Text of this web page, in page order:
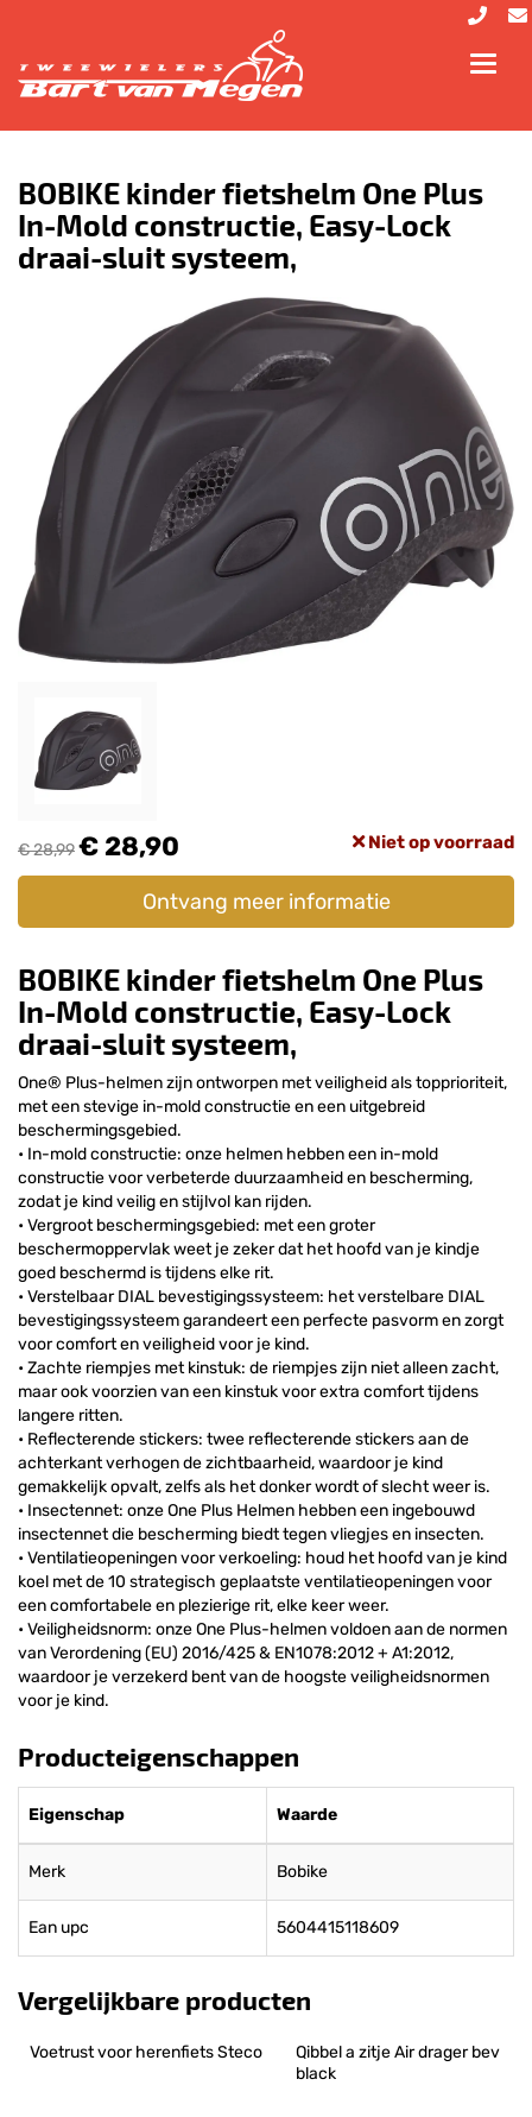
BOBIKE kinder fietshelm One Plus
In-Mold constructie, Easy-Lock
draai-sluit systeem,
€ 28,99€ 28,90 Niet op voorraad
Ontvang meer informatie
BOBIKE kinder fietshelm One Plus
In-Mold constructie, Easy-Lock
draai-sluit systeem,
One® Plus-helmen zijn ontworpen met veiligheid als topprioriteit,
met een stevige in-mold constructie en een uitgebreid
beschermingsgebied.
• In-mold constructie: onze helmen hebben een in-mold
constructie voor verbeterde duurzaamheid en bescherming,
zodat je kind veilig en stijlvol kan rijden.
• Vergroot beschermingsgebied: met een groter
beschermoppervlak weet je zeker dat het hoofd van je kindje
goed beschermd is tijdens elke rit.
• Verstelbaar DIAL bevestigingssysteem: het verstelbare DIAL
bevestigingssysteem garandeert een perfecte pasvorm en zorgt
voor comfort en veiligheid voor je kind.
• Zachte riempjes met kinstuk: de riempjes zijn niet alleen zacht,
maar ook voorzien van een kinstuk voor extra comfort tijdens
langere ritten.
• Reflecterende stickers: twee reflecterende stickers aan de
achterkant verhogen de zichtbaarheid, waardoor je kind
gemakkelijk opvalt, zelfs als het donker wordt of slecht weer is.
• Insectennet: onze One Plus Helmen hebben een ingebouwd
insectennet die bescherming biedt tegen vliegjes en insecten.
• Ventilatieopeningen voor verkoeling: houd het hoofd van je kind
koel met de 10 strategisch geplaatste ventilatieopeningen voor
een comfortabele en plezierige rit, elke keer weer.
• Veiligheidsnorm: onze One Plus-helmen voldoen aan de normen
van Verordening (EU) 2016/425 & EN1078:2012 + A1:2012,
waardoor je verzekerd bent van de hoogste veiligheidsnormen
voor je kind.
Producteigenschappen
Eigenschap Waarde
Merk Bobike
Ean upc 5604415118609
Vergelijkbare producten
Voetrust voor herenfiets Steco
Qibbel a zitje Air drager bev
black